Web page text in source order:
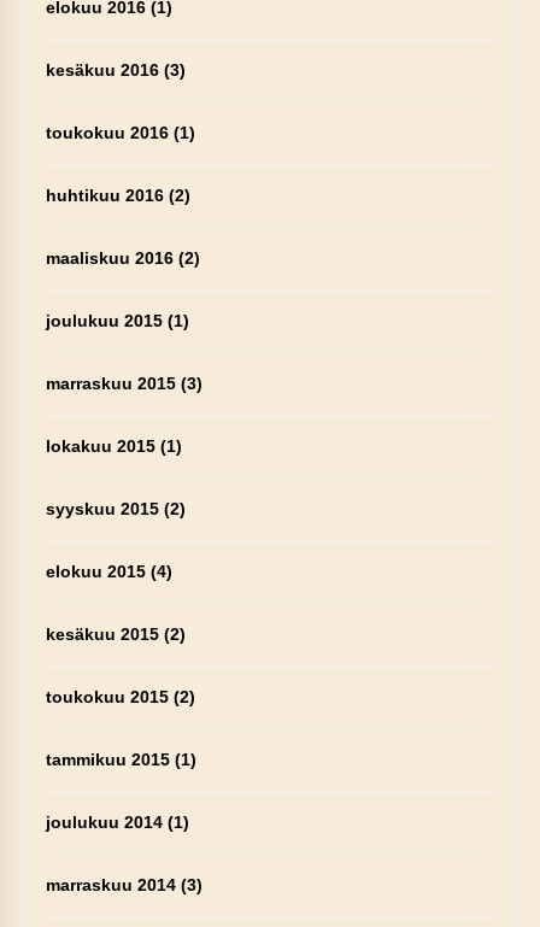
elokuu 2016(1)
kesäkuu 2016(3)
toukokuu 2016(1)
huhtikuu 2016(2)
maaliskuu 2016(2)
joulukuu 2015(1)
marraskuu 2015(3)
lokakuu 2015(1)
syyskuu 2015(2)
elokuu 2015(4)
kesäkuu 2015(2)
toukokuu 2015(2)
tammikuu 2015(1)
joulukuu 2014(1)
marraskuu 2014(3)